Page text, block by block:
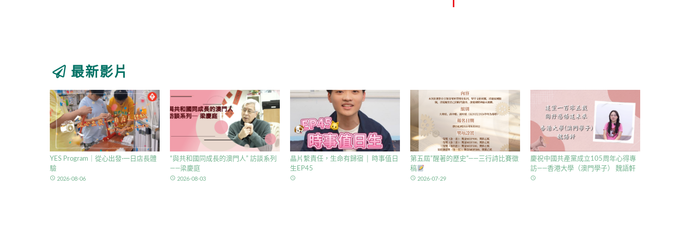
最新影片
YES Program｜從心出發·一日店長體
驗
access_time 2026-08-06
“與共和國同成長的澳門人” 訪談系列
——梁慶庭
access_time 2026-08-03
晶片繫責任，生命有歸宿 │ 時事值日
生EP45
access_time
第五屆”醒著的歷史”——三行詩比賽徵
稿
access_time 2026-07-29
慶祝中國共產黨成立105周年心得專
訪——香港大學（澳門學子） 魏語軒
access_time